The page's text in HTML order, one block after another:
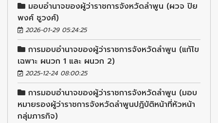
มอบอำนาจของผู้ว่าราชการจังหวัดลำพูน (ผวจ ปิย
พงศ์ ชูวงศ์)
2026-01-29 05:24:25
การมอบอำนาจของผู้ว่าราชการจังหวัดลำพูน (แก้ไข
เฉพาะ ผนวก 1 และ ผนวก 2)
2025-12-24 08:00:25
การมอบอำนาจของผู้ว่าราชการจังหวัดลำพูน (มอบ
หมายรองผู้ว่าราชการจังหวัดลำพูนปฏิบัติหน้าที่หัวหน้า
กลุ่มภารกิจ)